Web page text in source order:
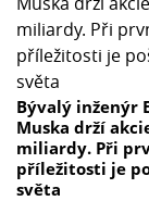
Bývalý inženýr
Muska drží
miliardy. Při
příležitosti je
světa